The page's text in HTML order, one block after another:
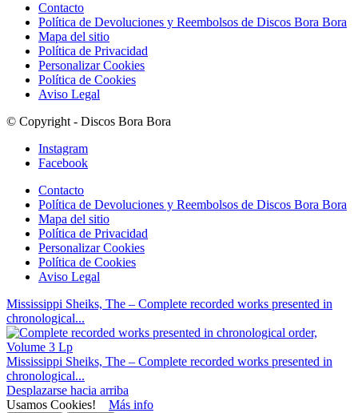
Contacto
Política de Devoluciones y Reembolsos de Discos Bora Bora
Mapa del sitio
Política de Privacidad
Personalizar Cookies
Política de Cookies
Aviso Legal
© Copyright - Discos Bora Bora
Instagram
Facebook
Contacto
Política de Devoluciones y Reembolsos de Discos Bora Bora
Mapa del sitio
Política de Privacidad
Personalizar Cookies
Política de Cookies
Aviso Legal
Mississippi Sheiks, The – Complete recorded works presented in
chronological...
Mississippi Sheiks, The – Complete recorded works presented in
chronological...
Desplazarse hacia arriba
Usamos Cookies! Más info